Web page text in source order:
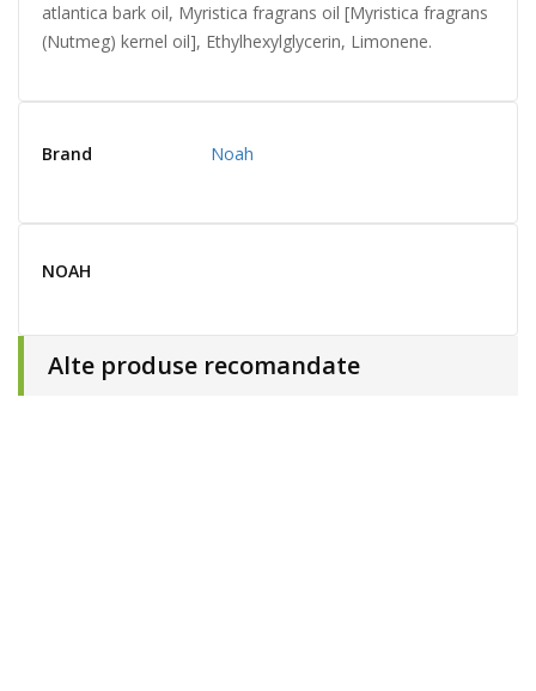
atlantica bark oil, Myristica fragrans oil [Myristica fragrans
(Nutmeg) kernel oil], Ethylhexylglycerin, Limonene.
Brand Noah
NOAH
Alte produse recomandate